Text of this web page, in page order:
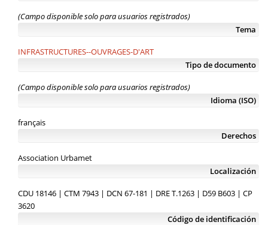
(Campo disponible solo para usuarios registrados)
Tema
INFRASTRUCTURES--OUVRAGES-D'ART
Tipo de documento
(Campo disponible solo para usuarios registrados)
Idioma (ISO)
français
Derechos
Association Urbamet
Localización
CDU 18146 | CTM 7943 | DCN 67-181 | DRE T.1263 | D59 B603 | CP
3620
Código de identificación